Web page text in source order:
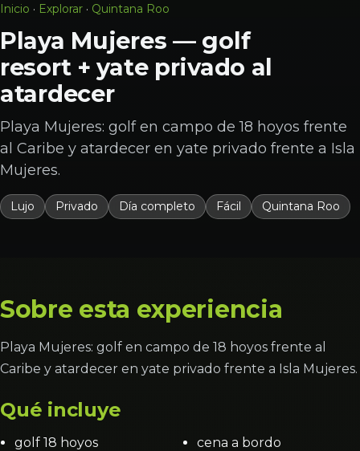
Inicio · Explorar · Quintana Roo
Playa Mujeres — golf
resort + yate privado al
atardecer
Playa Mujeres: golf en campo de 18 hoyos frente
al Caribe y atardecer en yate privado frente a Isla
Mujeres.
Lujo Privado Día completo Fácil Quintana Roo
Sobre esta experiencia
Playa Mujeres: golf en campo de 18 hoyos frente al
Caribe y atardecer en yate privado frente a Isla Mujeres.
Qué incluye
golf 18 hoyos
cena a bordo